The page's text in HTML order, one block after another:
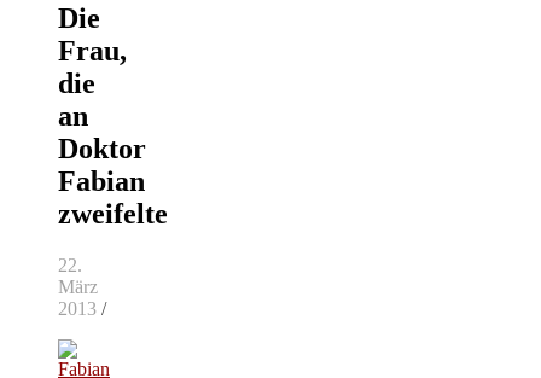
Die
Frau,
die
an
Doktor
Fabian
zweifelte
22.
März
2013 /